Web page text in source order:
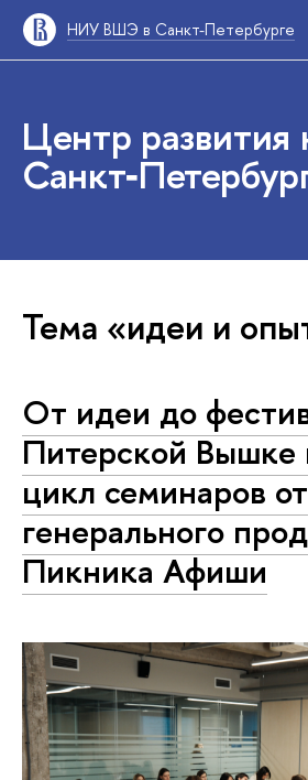
НИУ ВШЭ в Санкт-Петербурге
Центр развития
Тема «идеи и
От идеи до
Питерской Вышке
цикл семинаров от
генерального
Пикника Афиши